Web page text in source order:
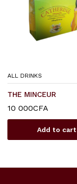
ALL DRINKS
THE MINCEUR
10 000CFA
Add to cart